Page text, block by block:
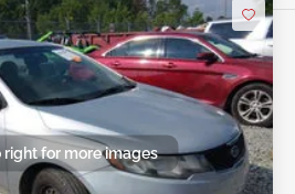
right for more images